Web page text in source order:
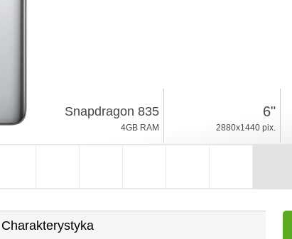
Snapdragon 835
4GB RAM
6"
2880x1440 pix.
Charakterystyka